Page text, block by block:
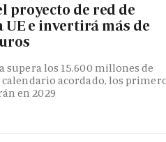
proyecto de red de
UE e invertirá más de
los 15.600 millones de
calendario acordado, los
en 2029